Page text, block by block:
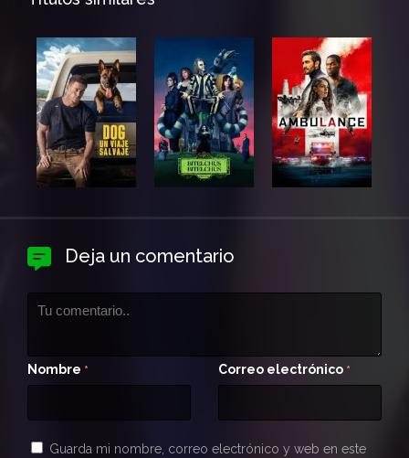
Deja un comentario
Nombre * Correo electrónico *
Guarda mi nombre, correo electrónico y web en este